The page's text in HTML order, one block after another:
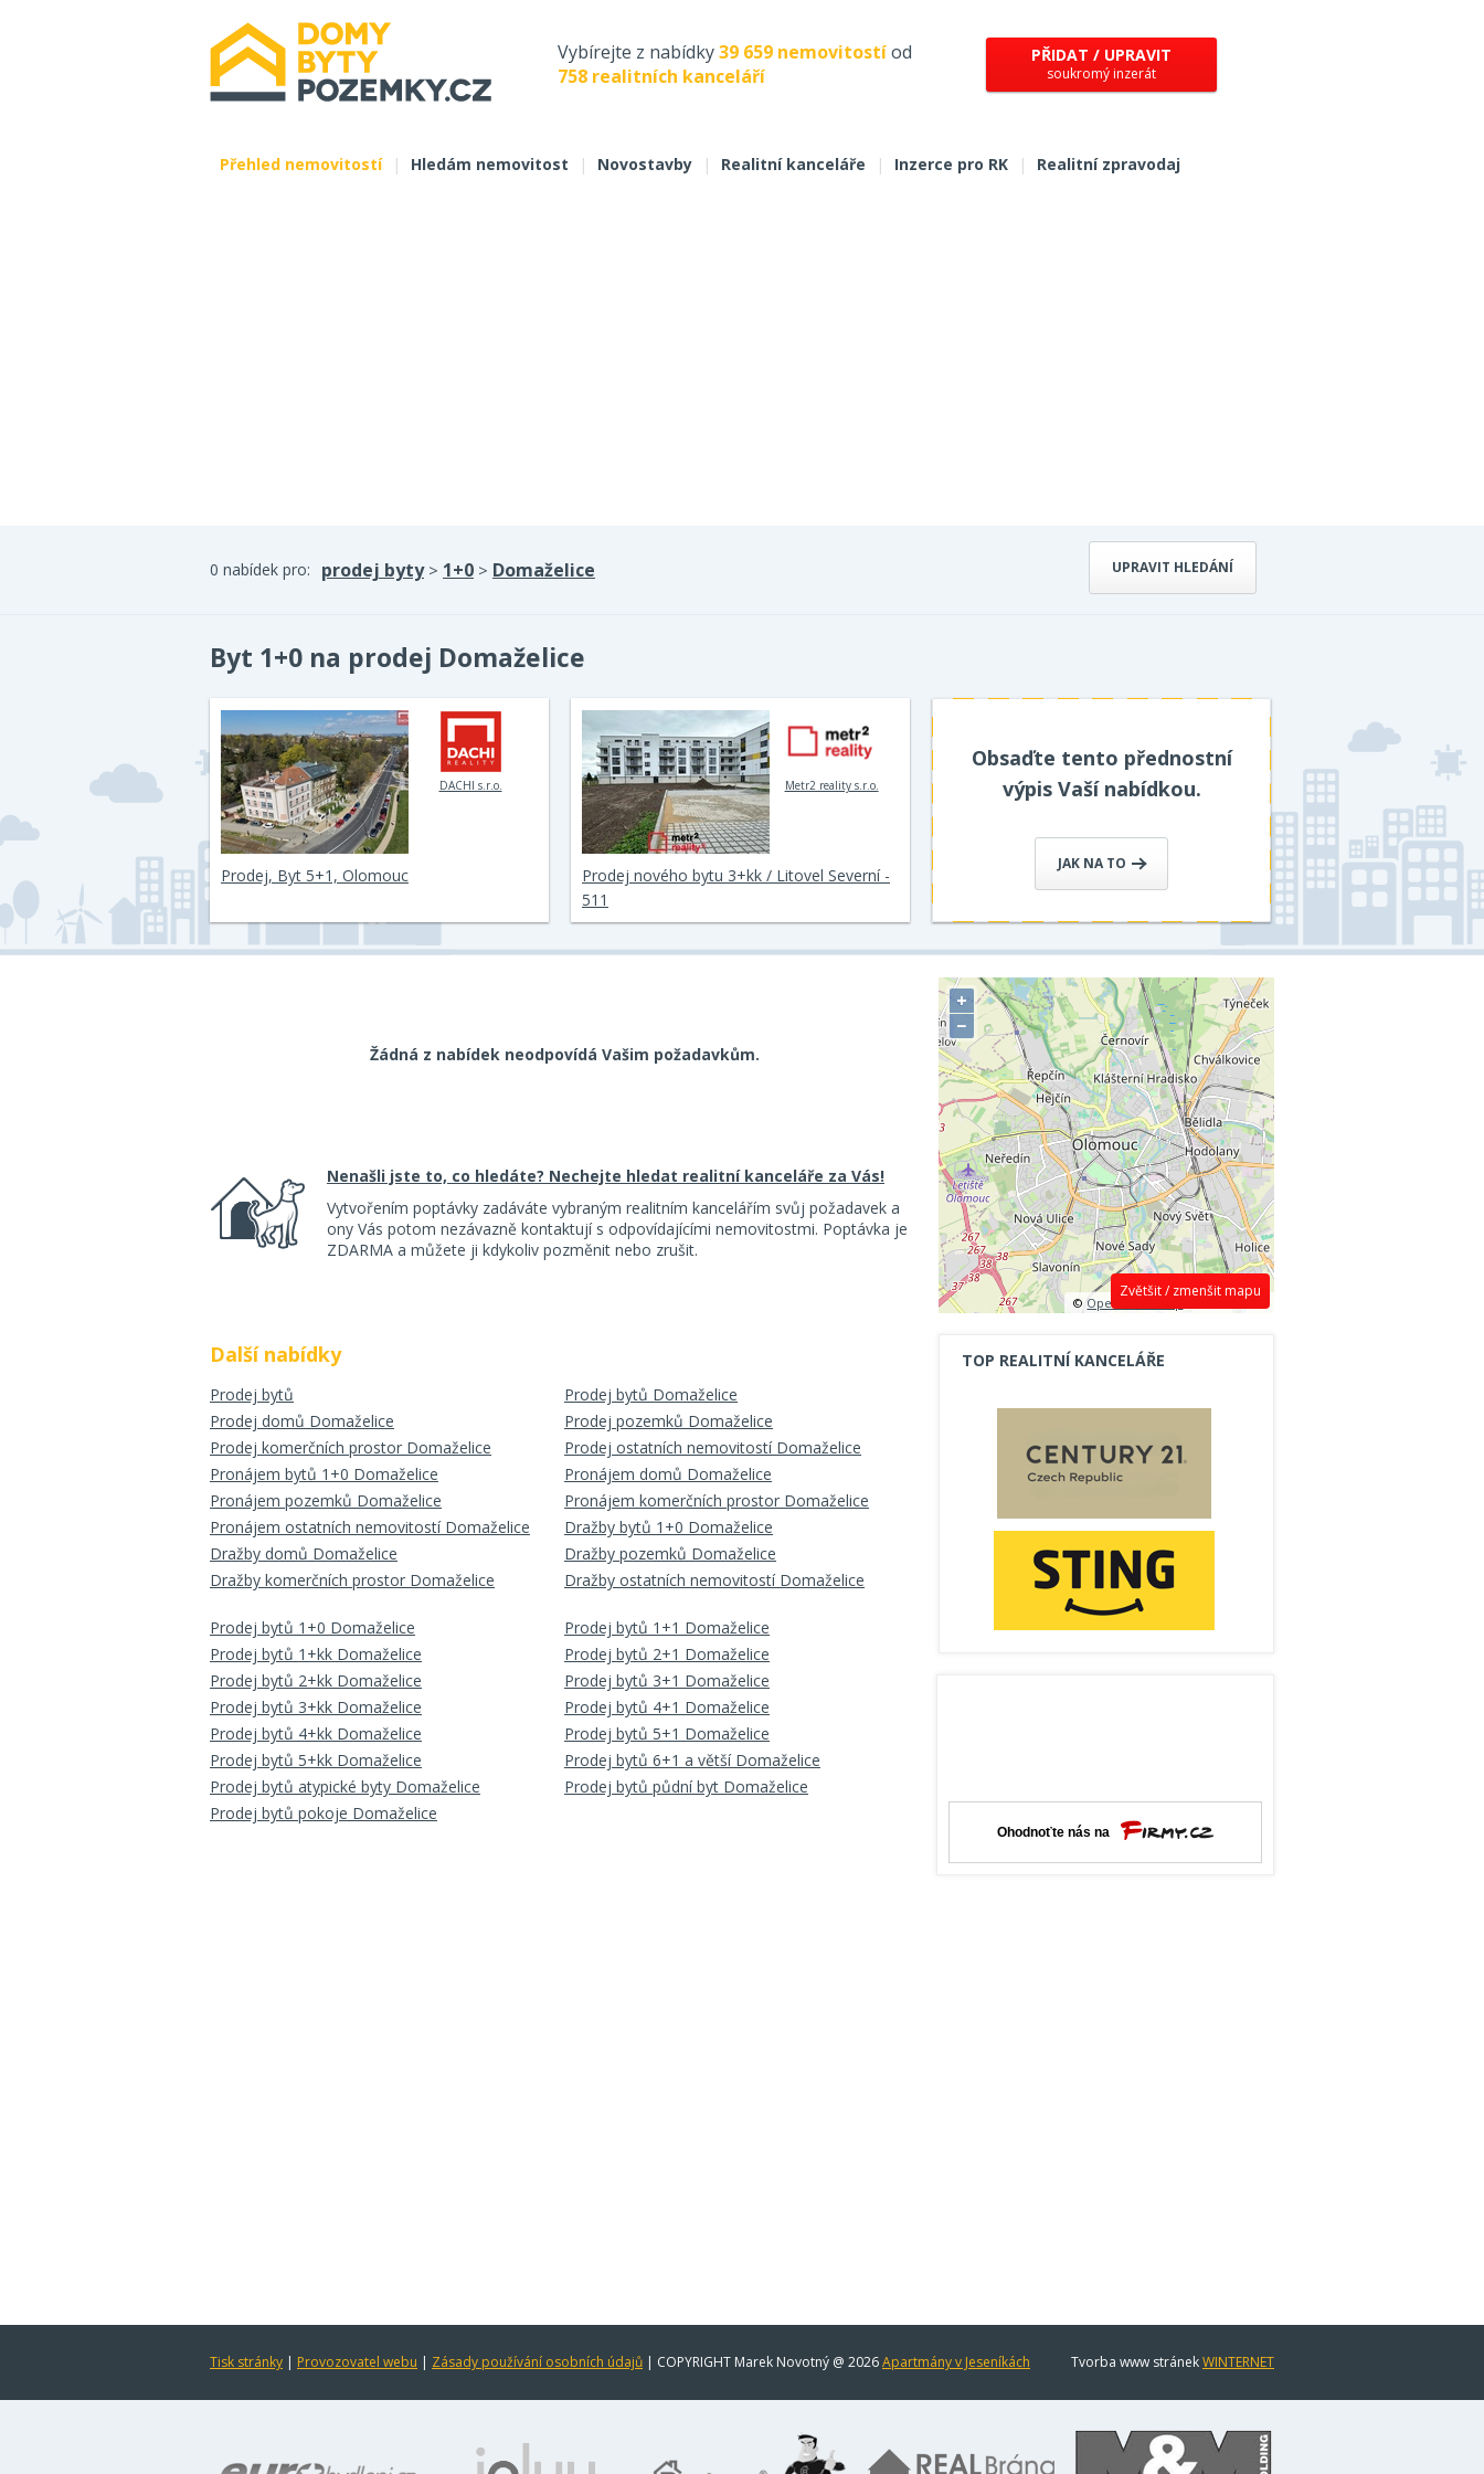
Vybírejte z nabídky39 659 nemovitostíod
758 realitních kanceláří
PŘIDAT / UPRAVIT
soukromý inzerát
Přehled nemovitostí | Hledám nemovitost | Novostavby | Realitní kanceláře | Inzerce pro RK | Realitní zpravodaj
UPRAVIT HLEDÁNÍ
0 nabídek pro: prodej byty> 1+0 > Domaželice
Byt 1+0 na prodej Domaželice
DACHI s.r.o.
Prodej, Byt 5+1, Olomouc
Metr2 reality s.r.o.
Prodej nového bytu 3+kk / Litovel Severní -
511
Obsaďte tento přednostní
výpis Vaší nabídkou.
JAK NA TO
Žádná z nabídek neodpovídá Vašim požadavkům.
Nenašli jste to, co hledáte? Nechejte hledat realitní kanceláře za Vás!
Vytvořením poptávky zadáváte vybraným realitním kancelářím svůj požadavek a
ony Vás potom nezávazně kontaktují s odpovídajícími nemovitostmi. Poptávka je
ZDARMA a můžete ji kdykoliv pozměnit nebo zrušit.
Další nabídky
Prodej bytů
Prodej bytů Domaželice
Prodej domů Domaželice
Prodej pozemků Domaželice
Prodej komerčních prostor Domaželice
Prodej ostatních nemovitostí Domaželice
Pronájem bytů 1+0 Domaželice
Pronájem domů Domaželice
Pronájem pozemků Domaželice
Pronájem komerčních prostor Domaželice
Pronájem ostatních nemovitostí Domaželice
Dražby bytů 1+0 Domaželice
Dražby domů Domaželice
Dražby pozemků Domaželice
Dražby komerčních prostor Domaželice
Dražby ostatních nemovitostí Domaželice
Prodej bytů 1+0 Domaželice
Prodej bytů 1+1 Domaželice
Prodej bytů 1+kk Domaželice
Prodej bytů 2+1 Domaželice
Prodej bytů 2+kk Domaželice
Prodej bytů 3+1 Domaželice
Prodej bytů 3+kk Domaželice
Prodej bytů 4+1 Domaželice
Prodej bytů 4+kk Domaželice
Prodej bytů 5+1 Domaželice
Prodej bytů 5+kk Domaželice
Prodej bytů 6+1 a větší Domaželice
Prodej bytů atypické byty Domaželice
Prodej bytů půdní byt Domaželice
Prodej bytů pokoje Domaželice
Zvětšit / zmenšit mapu
+
−
©OpenStreetMap contributors.
TOP REALITNÍ KANCELÁŘE
Tisk stránky | Provozovatel webu | Zásady používání osobních údajů | COPYRIGHT Marek Novotný @ 2026Apartmány v Jeseníkách Tvorba www stránekWINTERNET